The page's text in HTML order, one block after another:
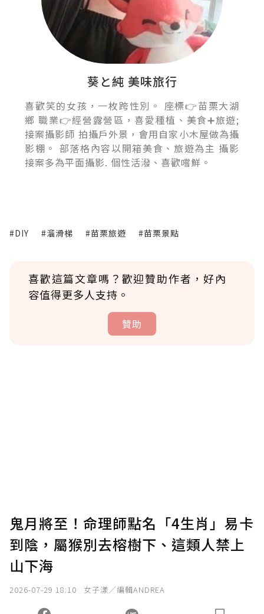
葵と純 美味旅行
喜歡笑的女孩，一枚跨性別。 座標👉苗栗大湖
鄉 職業👉經營露營區，喜愛種植、美食➕旅遊;
接案攝影師 拍攝戶外景，會用自家小木屋做為攝
影棚。 部落格內容以開箱美食、旅遊為主 攝影
接案多為平面攝影. 個性活潑、喜歡嚐鮮。
#DIY #溜滑梯 #苗栗旅遊 #苗栗景點
喜歡這篇文章嗎？歡迎贊助作者，好內
容值得更多人支持。
贊助
確認送出
您當前剩餘 U 利點數：0點；前往 購買點數
鬼月將至！命理師點名「4生肖」易卡
到陰，屬猴別去榕樹下、這類人禁上
山下海
2026-07-29 18:10 女子漾／編輯ANDREA